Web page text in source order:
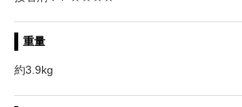
重量
約3.9kg